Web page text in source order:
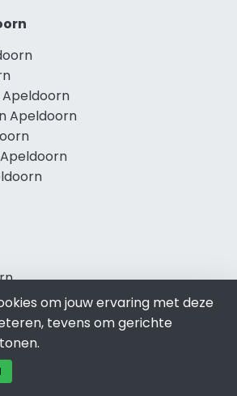
Apeldoorn
Apeldoorn
Apeldoorn
Kamerverhuur Apeldoorn
om jouw ervaring met deze
tevens om gerichte